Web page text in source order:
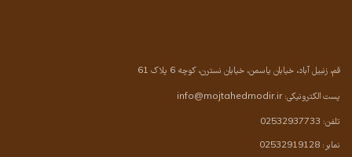
قم، زنبیل آباد، خیابان یاسمن، خیابان نسترن، کوچه 6 پلاک 61
پست الکترونیکی:info@mojtahedmodir.ir
تلفن: 02532937733
نمابر: 02532919128